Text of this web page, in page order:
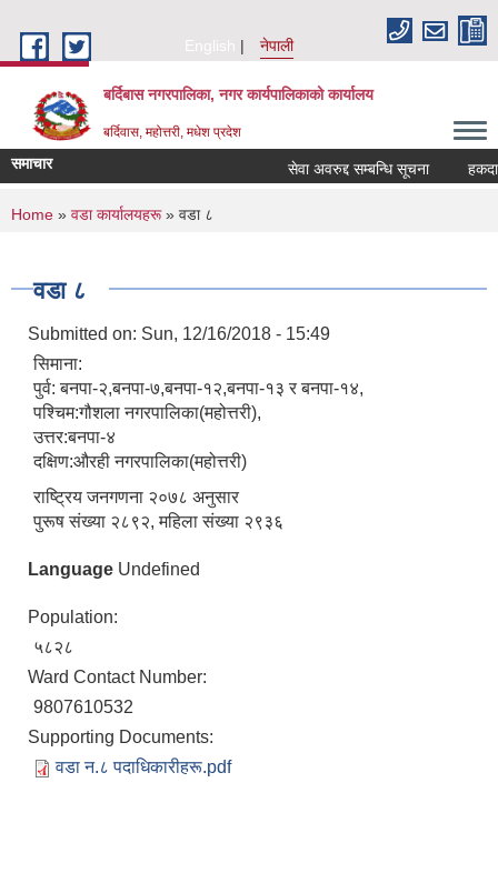
English
नेपाली
बर्दिबास नगरपालिका, नगर कार्यपालिकाको कार्यालय
बर्दिवास, महोत्तरी, मधेश प्रदेश
समाचार सेवा अवरुद्द सम्बन्धि सूचना
You are here
Home » वडा कार्यालयहरू» वडा ८
वडा ८
Submitted on: Sun, 12/16/2018 - 15:49
सिमाना:
पुर्व: बनपा-२,बनपा-७,बनपा-१२,बनपा-१३ र बनपा-१४,
पश्चिम:गौशला नगरपालिका(महोत्तरी),
उत्तर:बनपा-४
दक्षिण:औरही नगरपालिका(महोत्तरी)
राष्ट्रिय जनगणना २०७८ अनुसार
पुरूष संख्या २८९२, महिला संख्या २९३६
Language Undefined
Population:
५८२८
Ward Contact Number:
9807610532
Supporting Documents:
वडा न.८ पदाधिकारीहरू.pdf